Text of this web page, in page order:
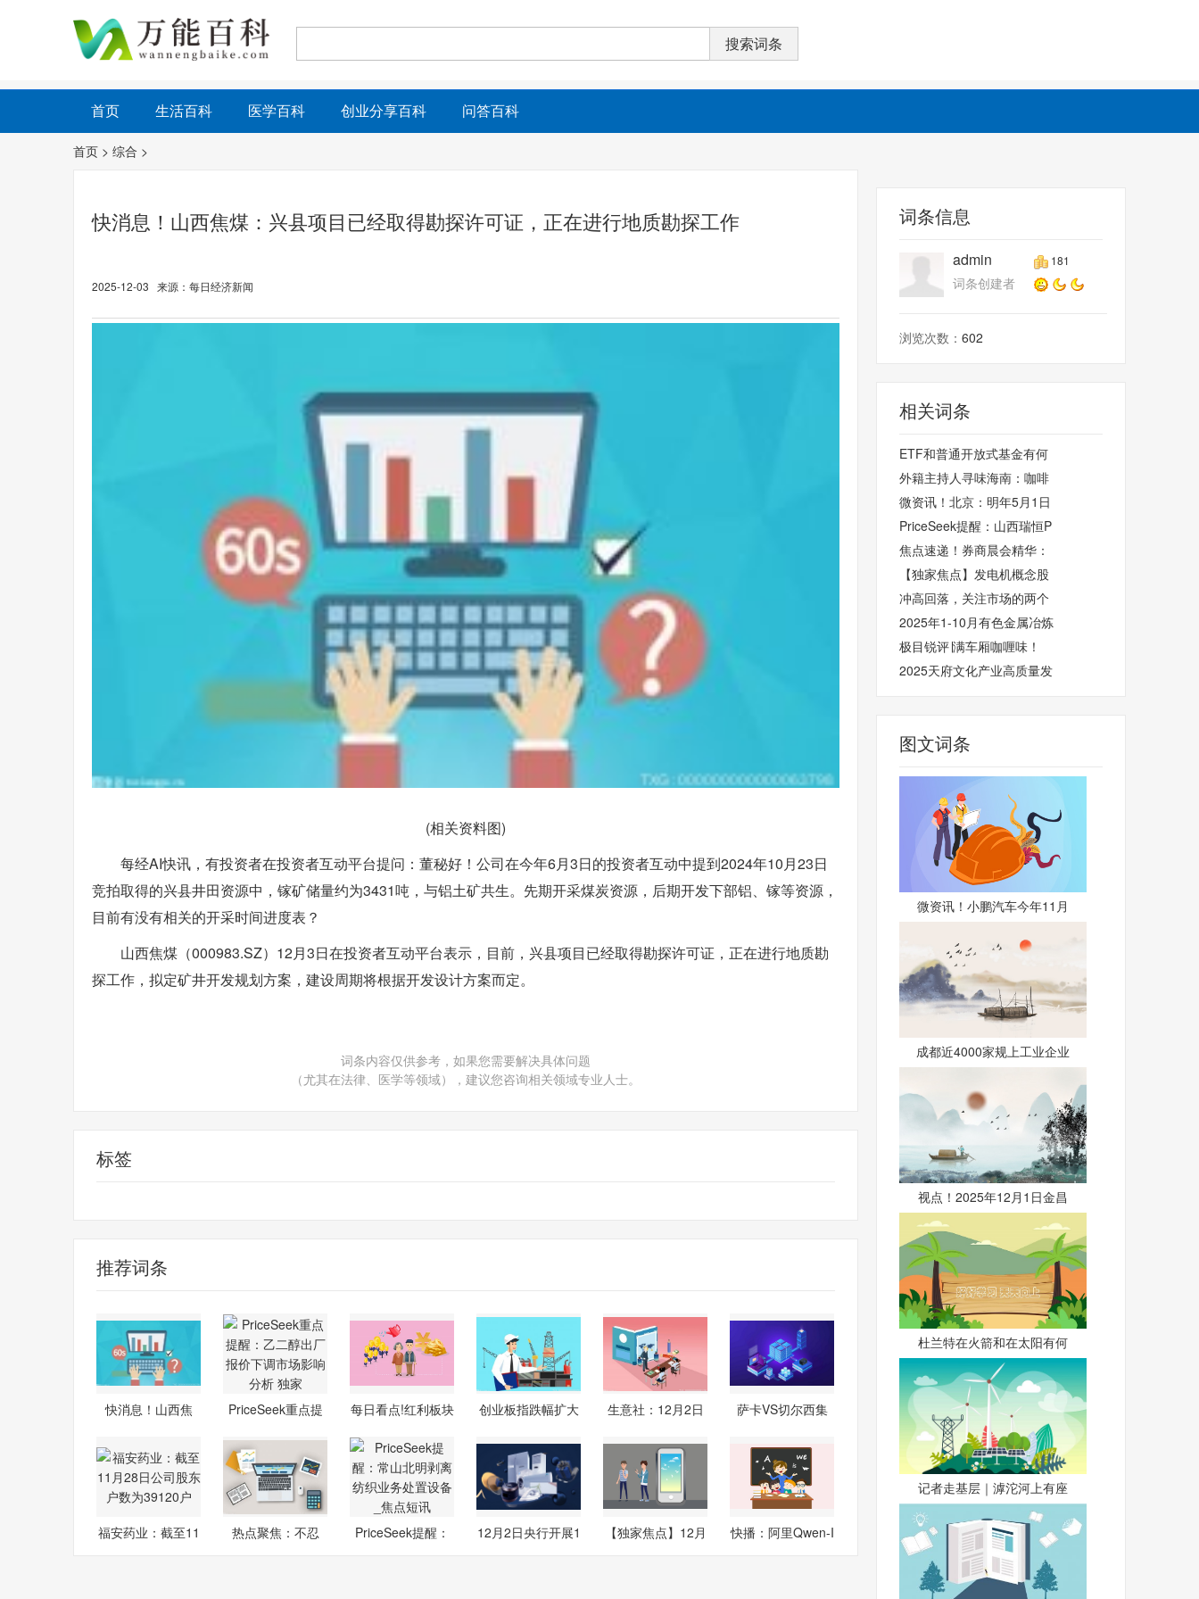
首页 生活百科 医学百科 创业分享百科 问答百科
首页 > 综合 >
快消息！山西焦煤：兴县项目已经取得勘探许可证，正在进行地质勘探工作
2025-12-03 来源：每日经济新闻
(相关资料图)
每经AI快讯，有投资者在投资者互动平台提问：董秘好！公司在今年6月3日的投资者互动中提到2024年10月23日
竞拍取得的兴县井田资源中，镓矿储量约为3431吨，与铝土矿共生。先期开采煤炭资源，后期开发下部铝、镓等资源，
目前有没有相关的开采时间进度表？
山西焦煤（000983.SZ）12月3日在投资者互动平台表示，目前，兴县项目已经取得勘探许可证，正在进行地质勘
探工作，拟定矿井开发规划方案，建设周期将根据开发设计方案而定。
词条内容仅供参考，如果您需要解决具体问题
（尤其在法律、医学等领域），建议您咨询相关领域专业人士。
标签
推荐词条
快消息！山西焦
PriceSeek重点提
每日看点!红利板块
创业板指跌幅扩大
生意社：12月2日
萨卡VS切尔西集
福安药业：截至11
热点聚焦：不忍
PriceSeek提醒：
12月2日央行开展1
【独家焦点】12月
快播：阿里Qwen-I
词条信息
admin 181
词条创建者
浏览次数： 602
相关词条
ETF和普通开放式基金有何
外籍主持人寻味海南：咖啡
微资讯！北京：明年5月1日
PriceSeek提醒：山西瑞恒P
焦点速递！券商晨会精华：
【独家焦点】发电机概念股
冲高回落，关注市场的两个
2025年1-10月有色金属冶炼
极目锐评∣满车厢咖喱味！
2025天府文化产业高质量发
图文词条
微资讯！小鹏汽车今年11月
成都近4000家规上工业企业
视点！2025年12月1日金昌
杜兰特在火箭和在太阳有何
记者走基层｜滹沱河上有座